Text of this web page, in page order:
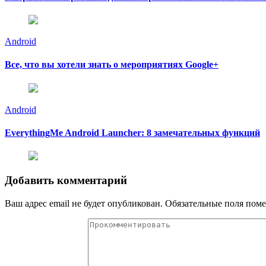
Android
Все, что вы хотели знать о мероприятиях Google+
Android
EverythingMe Android Launcher: 8 замечательных функций
Добавить комментарий
Ваш адрес email не будет опубликован. Обязательные поля